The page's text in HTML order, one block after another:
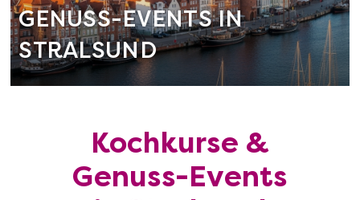
GENUSS-EVENTS IN
STRALSUND
Kochkurse &
Genuss-Events